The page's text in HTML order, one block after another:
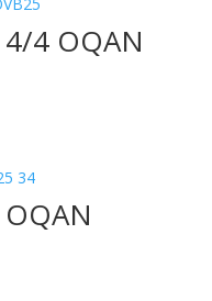
4 OQAN